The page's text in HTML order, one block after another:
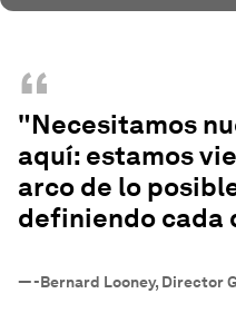
“
"Necesitamos
aquí: estamos
arco de lo
definiendo cada
—-Bernard Looney, Director